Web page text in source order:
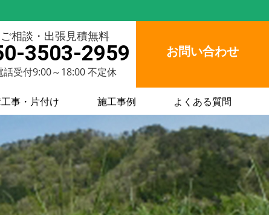
ご相談・出張見積無料
3503-2959
話受付9:00～18:00 不定休
お問い合わせ
事・片付け 施工事例 よくある質問